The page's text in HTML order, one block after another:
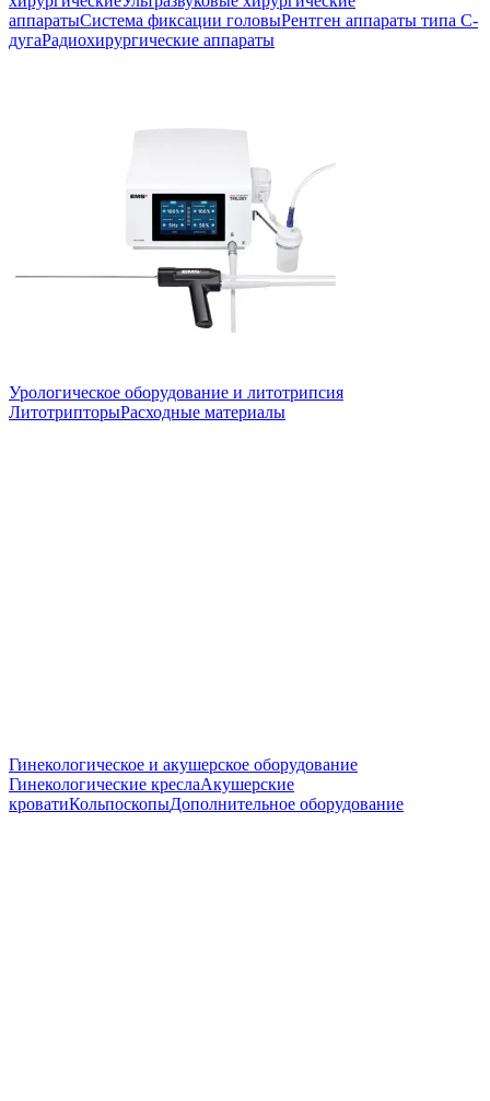
аппаратыСистема фиксации головыРентген аппараты типа С-
дугаРадиохирургические аппараты
Урологическое оборудование и литотрипсия
ЛитотрипторыРасходные материалы
Гинекологическое и акушерское оборудование
Гинекологические креслаАкушерские
кроватиКольпоскопыДополнительное оборудование